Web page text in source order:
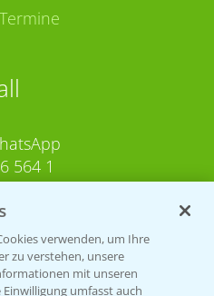
564 1
verwenden, um Ihre
zu verstehen, unsere
mit unseren
umfasst auch